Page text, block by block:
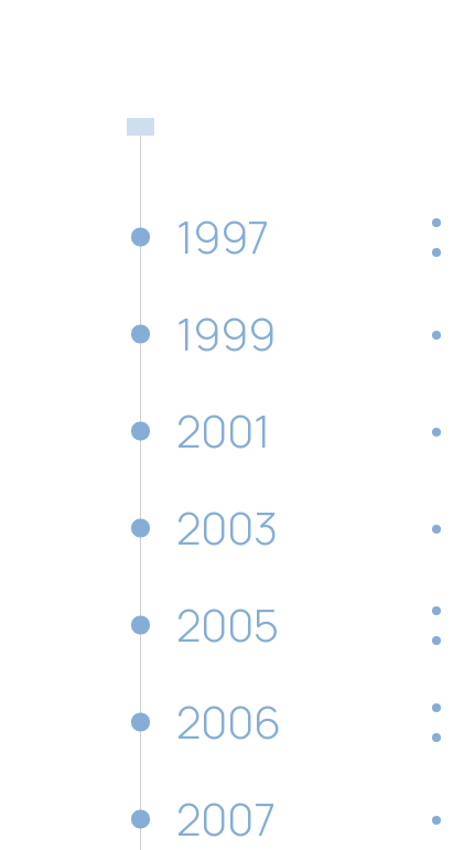
1997
1999
2001
2003
2005
2006
2007